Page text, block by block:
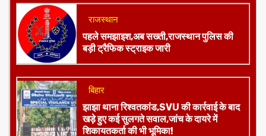
राजस्थान
पहले समझाइश,अब सख्ती,राजस्थान पुलिस की
बड़ी ट्रैफिक स्ट्राइक जारी
बिहार
झाझा थाना रिश्वतकांड,SVU की कार्रवाई के बाद
खड़े हुए कई सुलगते सवाल,जांच के दायरे में
शिकायतकर्ता की भी भूमिका!